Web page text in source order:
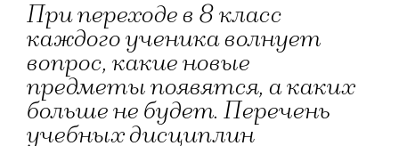
При переходе в 8 класс
каждого ученика волнует
вопрос, какие новые
предметы появятся, а каких
больше не будет. Перечень
учебных дисциплин